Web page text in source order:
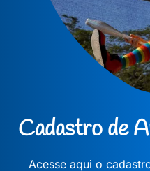
Cadastro de
Acesse aqui o